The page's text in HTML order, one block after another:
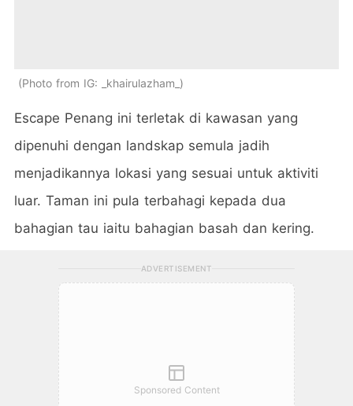
Photo from IG: _khairulazham_
Escape Penang ini terletak di kawasan yang
dipenuhi dengan landskap semula jadih
menjadikannya lokasi yang sesuai untuk aktiviti
luar. Taman ini pula terbahagi kepada dua
bahagian tau iaitu bahagian basah dan kering.
ADVERTISEMENT
Sponsored Content